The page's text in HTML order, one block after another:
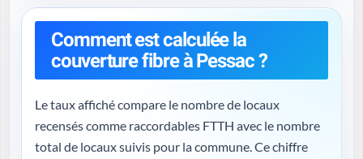
Comment est calculée la
couverture fibre à Pessac ?
Le taux affiché compare le nombre de locaux
recensés comme raccordables FTTH avec le nombre
total de locaux suivis pour la commune. Ce chiffre